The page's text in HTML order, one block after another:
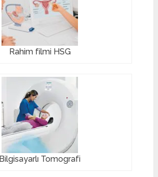
Rahim filmi HSG
Bilgisayarlı Tomografi